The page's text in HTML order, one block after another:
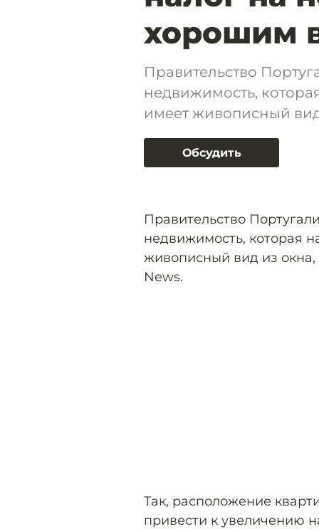
хорошим
Правительство
недвижимость,
имеет живописный
Обсудить
Правительство
недвижимость, которая
живописный вид из окна,
News.
Так, расположение
привести к увеличению